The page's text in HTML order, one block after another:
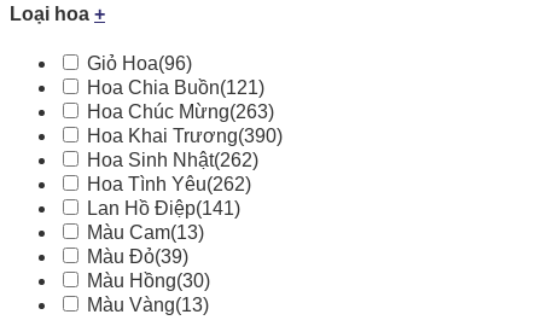
Loại hoa +
Giỏ Hoa(96)
Hoa Chia Buồn(121)
Hoa Chúc Mừng(263)
Hoa Khai Trương(390)
Hoa Sinh Nhật(262)
Hoa Tình Yêu(262)
Lan Hồ Điệp(141)
Màu Cam(13)
Màu Đỏ(39)
Màu Hồng(30)
Màu Vàng(13)